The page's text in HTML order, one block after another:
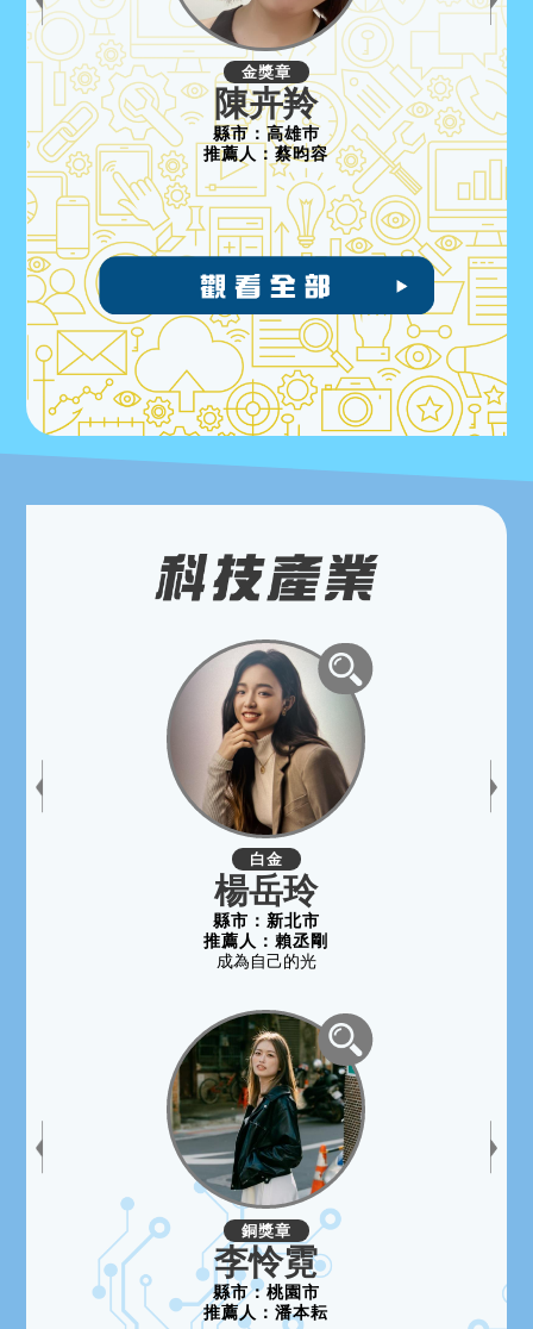
金獎章
陳卉羚
縣市： 高雄巿
推薦人：蔡昀容
白金
楊岳玲
縣市： 新北市
推薦人： 賴丞剛
成為自己的光
銅獎章
李怜霓
縣市：桃園市
推薦人：潘本耘